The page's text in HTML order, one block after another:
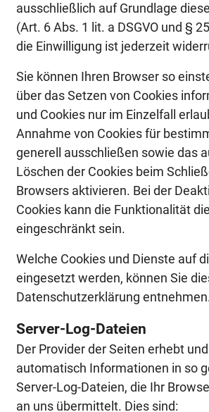
ausschließlich auf Grundlage
(Art. 6 Abs. 1 lit. a DSGVO und §
die Einwilligung ist jederzeit
Sie können Ihren Browser so
über das Setzen von Cookies
und Cookies nur im Einzelfall
Annahme von Cookies für
generell ausschließen sowie das
Löschen der Cookies beim
Browsers aktivieren. Bei der
Cookies kann die Funktionalität
eingeschränkt sein.
Welche Cookies und Dienste auf
eingesetzt werden, können Sie
Datenschutzerklärung
Server-Log-Dateien
Der Provider der Seiten erhebt
automatisch Informationen in so
Server-Log-Dateien, die Ihr
an uns übermittelt. Dies sind: